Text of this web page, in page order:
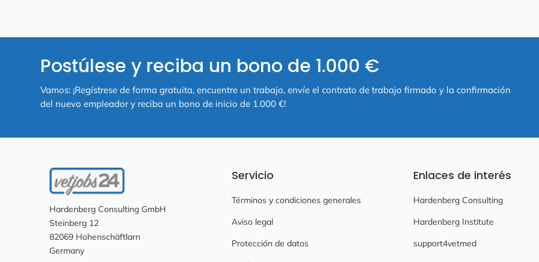
Postúlese y reciba un bono de 1.000 €
Vamos: ¡Regístrese de forma gratuita, encuentre un trabajo, envíe el contrato de trabajo firmado y la confirmación
del nuevo empleador y reciba un bono de inicio de 1.000 €!
Hardenberg Consulting GmbH
Steinberg 12
82069 Hohenschäftlarn
Germany
Servicio
Términos y condiciones generales
Aviso legal
Protección de datos
Enlaces de interés
Hardenberg Consulting
Hardenberg Institute
support4vetmed